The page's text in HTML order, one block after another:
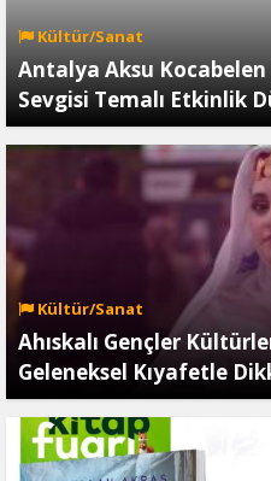
Kültür/Sanat
Antalya Aksu
Sevgisi Temalı Etkinlik
Kültür/Sanat
Ahıskalı Gençler
Geleneksel Kıyafetle